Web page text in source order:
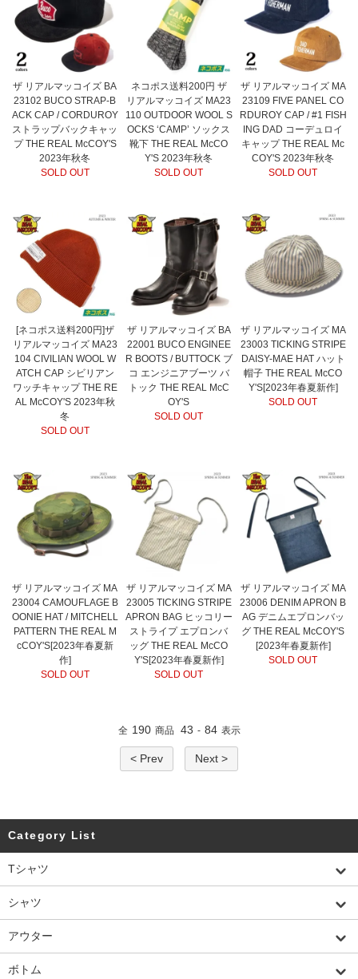
ザ リアルマッコイズ BA
23102 BUCO STRAP-B
ACK CAP / CORDUROY
ストラップバックキャッ
プ THE REAL McCOY'S
2023年秋冬
SOLD OUT
ネコポス送料200円 ザ
リアルマッコイズ MA23
110 OUTDOOR WOOL S
OCKS ‘CAMP’ ソックス
靴下 THE REAL McCO
Y'S 2023年秋冬
SOLD OUT
ザ リアルマッコイズ MA
23109 FIVE PANEL CO
RDUROY CAP / #1 FISH
ING DAD コーデュロイ
キャップ THE REAL Mc
COY'S 2023年秋冬
SOLD OUT
[ネコポス送料200円]ザ
リアルマッコイズ MA23
104 CIVILIAN WOOL W
ATCH CAP シビリアン
ワッチキャップ THE RE
AL McCOY'S 2023年秋
冬
SOLD OUT
ザ リアルマッコイズ BA
22001 BUCO ENGINEE
R BOOTS / BUTTOCK ブ
コ エンジニアブーツ バ
トック THE REAL McC
OY'S
SOLD OUT
ザ リアルマッコイズ MA
23003 TICKING STRIPE
DAISY-MAE HAT ハット
帽子 THE REAL McCO
Y'S[2023年春夏新作]
SOLD OUT
ザ リアルマッコイズ MA
23004 CAMOUFLAGE B
OONIE HAT / MITCHELL
PATTERN THE REAL M
cCOY'S[2023年春夏新
作]
SOLD OUT
ザ リアルマッコイズ MA
23005 TICKING STRIPE
APRON BAG ヒッコリー
ストライプ エプロンバ
ッグ THE REAL McCO
Y'S[2023年春夏新作]
SOLD OUT
ザ リアルマッコイズ MA
23006 DENIM APRON B
AG デニムエプロンバッ
グ THE REAL McCOY'S
[2023年春夏新作]
SOLD OUT
全 190 商品 43 - 84 表示
< Prev Next >
Category List
Tシャツ
シャツ
アウター
ボトム